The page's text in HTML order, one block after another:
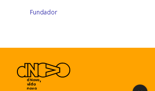
Fundador